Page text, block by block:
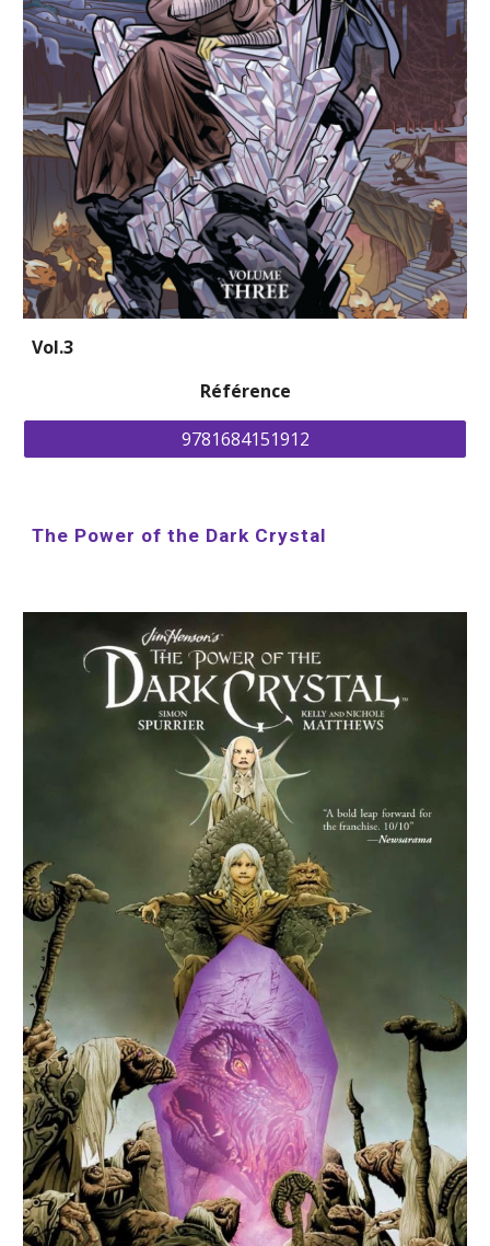
Vol.3
Référence
9781684151912
The Power of the Dark Crystal